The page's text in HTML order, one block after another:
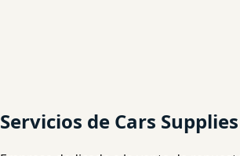
Servicios de Cars